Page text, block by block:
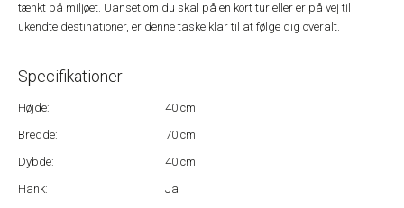
tænkt på miljøet. Uanset om du skal på en kort tur eller er på vej til
ukendte destinationer, er denne taske klar til at følge dig overalt.
Specifikationer
Højde:
40 cm
Bredde:
70 cm
Dybde:
40 cm
Hank:
Ja